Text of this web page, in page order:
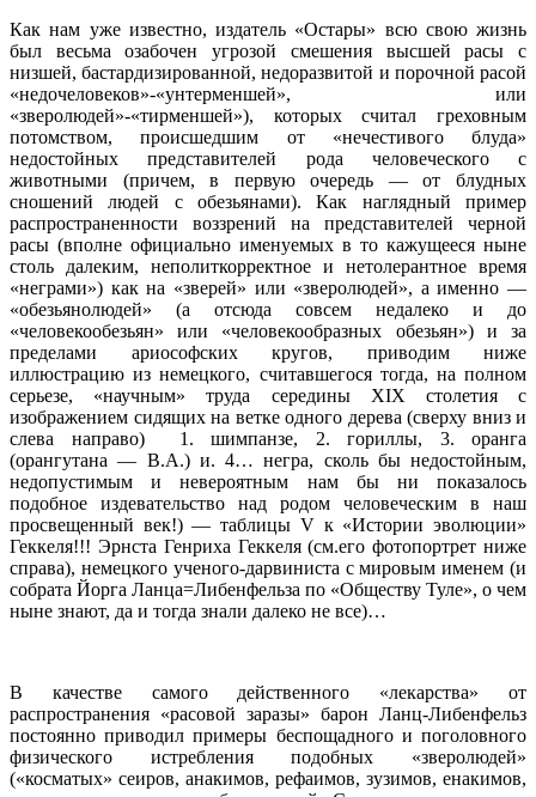
Как нам уже известно, издатель «Остары» всю свою жизнь
был весьма озабочен угрозой смешения высшей расы с
низшей, бастардизированной, недоразвитой и порочной расой
«недочеловеков»-«унтерменшей», или
«зверолюдей»-«тирменшей»), которых считал греховным
потомством, происшедшим от «нечестивого блуда»
недостойных представителей рода человеческого с
животными (причем, в первую очередь — от блудных
сношений людей с обезьянами). Как наглядный пример
распространенности воззрений на представителей черной
расы (вполне официально именуемых в то кажущееся ныне
столь далеким, неполиткорректное и нетолерантное время
«неграми») как на «зверей» или «зверолюдей», а именно —
«обезьянолюдей» (а отсюда совсем недалеко и до
«человекообезьян» или «человекообразных обезьян») и за
пределами ариософских кругов, приводим ниже
иллюстрацию из немецкого, считавшегося тогда, на полном
серьезе, «научным» труда середины XIX столетия с
изображением сидящих на ветке одного дерева (сверху вниз и
слева направо) 1. шимпанзе, 2. гориллы, 3. оранга
(орангутана — В.А.) и. 4… негра, сколь бы недостойным,
недопустимым и невероятным нам бы ни показалось
подобное издевательство над родом человеческим в наш
просвещенный век!) — таблицы V к «Истории эволюции»
Геккеля!!! Эрнста Генриха Геккеля (см.его фотопортрет ниже
справа), немецкого ученого-дарвиниста с мировым именем (и
собрата Йорга Ланца=Либенфельза по «Обществу Туле», о чем
ныне знают, да и тогда знали далеко не все)…
В качестве самого действенного «лекарства» от
распространения «расовой заразы» барон Ланц-Либенфельз
постоянно приводил примеры беспощадного и поголовного
физического истребления подобных «зверолюдей»
(«косматых» сеиров, анакимов, рефаимов, зузимов, енакимов,